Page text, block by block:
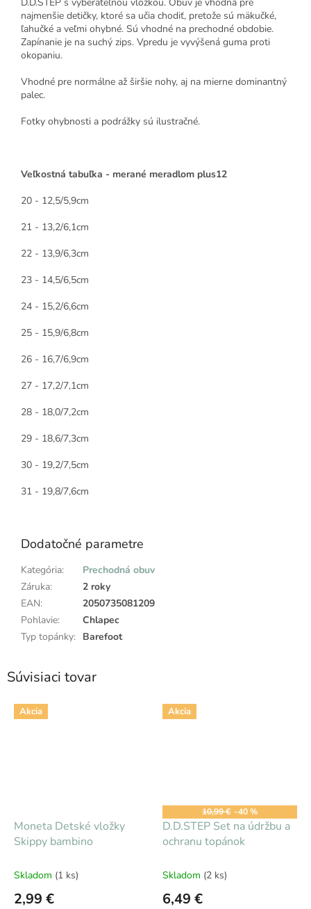
najmenšie detičky, ktoré sa učia chodiť, pretože sú mäkučké,
ľahučké a veľmi ohybné. Sú vhodné na prechodné obdobie.
Zapínanie je na suchý zips. Vpredu je vyvýšená guma proti
okopaniu.
Vhodné pre normálne až širšie nohy, aj na mierne dominantný
palec.
Fotky ohybnosti a podrážky sú ilustračné.
Veľkostná tabuľka - merané meradlom plus12
20 - 12,5/5,9cm
21 - 13,2/6,1cm
22 - 13,9/6,3cm
23 - 14,5/6,5cm
24 - 15,2/6,6cm
25 - 15,9/6,8cm
26 - 16,7/6,9cm
27 - 17,2/7,1cm
28 - 18,0/7,2cm
29 - 18,6/7,3cm
30 - 19,2/7,5cm
31 - 19,8/7,6cm
Dodatočné parametre
Kategória:
Prechodná obuv
Záruka:
2 roky
EAN:
2050735081209
Pohlavie:
Chlapec
Typ topánky: Barefoot
Súvisiaci tovar
Akcia
Moneta Detské vložky
Skippy bambino
Skladom (1 ks)
2,99 €
Akcia
10,99 € –40 %
D.D.STEP Set na údržbu a
ochranu topánok
Skladom (2 ks)
6,49 €